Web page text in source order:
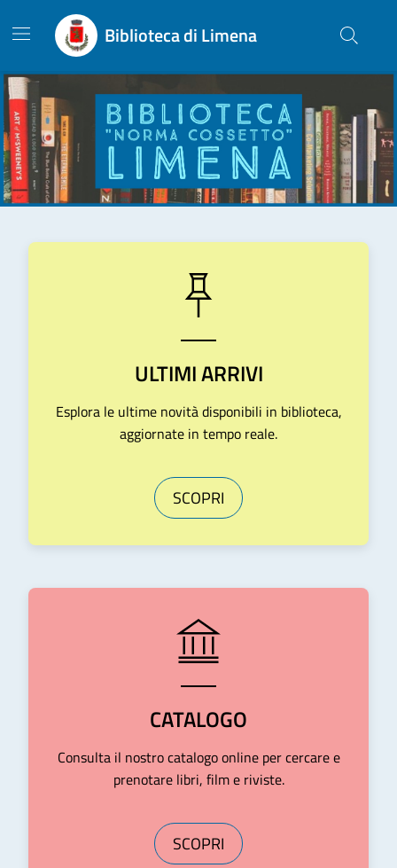
Biblioteca di Limena
ULTIMI ARRIVI
Esplora le ultime novità disponibili in biblioteca,
aggiornate in tempo reale.
SCOPRI
CATALOGO
Consulta il nostro catalogo online per cercare e
prenotare libri, film e riviste.
SCOPRI